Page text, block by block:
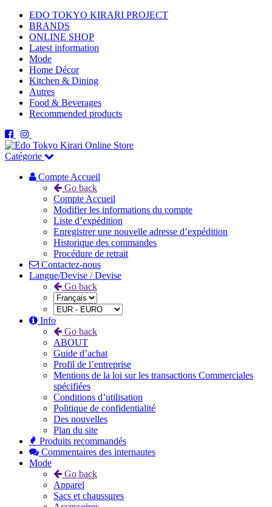
EDO TOKYO KIRARI PROJECT
BRANDS
ONLINE SHOP
Latest information
Mode
Home Décor
Kitchen & Dining
Autres
Food & Beverages
Recommended products
Catégorie
Compte Accueil
Go back
Compte Accueil
Modifier les informations du compte
Liste d’expédition
Enregistrer une nouvelle adresse d’expédition
Historique des commandes
Procédure de retrait
Contactez-nous
Langue/Devise / Devise
Go back
Info
Go back
ABOUT
Guide d’achat
Profil de l’entreprise
Mentions de la loi sur les transactions Commerciales
spécifiées
Conditions d’utilisation
Politique de confidentialité
Des nouvelles
Plan du site
Produits recommandés
Commentaires des internautes
Mode
Go back
Apparel
Sacs et chaussures